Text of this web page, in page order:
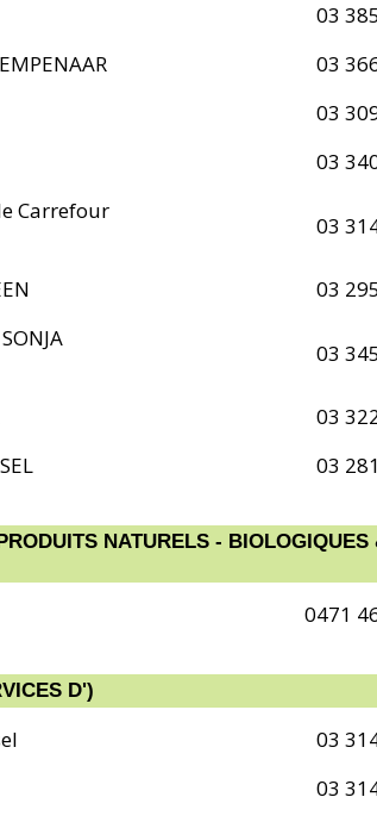
03
03
03
03
Carrefour
03
03
03
03
03
NATURELS - BIOLOGIQUES
0471
D')
03
03